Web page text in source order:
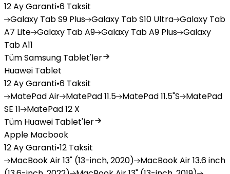
12 Ay Garanti•6 Taksit
Galaxy Tab S9 Plus Galaxy Tab S10 Ultra Galaxy Tab
A7 Lite Galaxy Tab A9 Galaxy Tab A9 Plus Galaxy
Tab A11
Tüm Samsung Tablet'ler
Huawei Tablet
12 Ay Garanti•6 Taksit
MatePadAir MatePad11.5 MatePad11.5"S
MatePad
SE 11
MatePad12 X
Tüm Huawei Tablet'ler
Apple Macbook
12 Ay Garanti•12 Taksit
MacBookAir 13" (13-inch, 2020) MacBookAir 13.6 inch